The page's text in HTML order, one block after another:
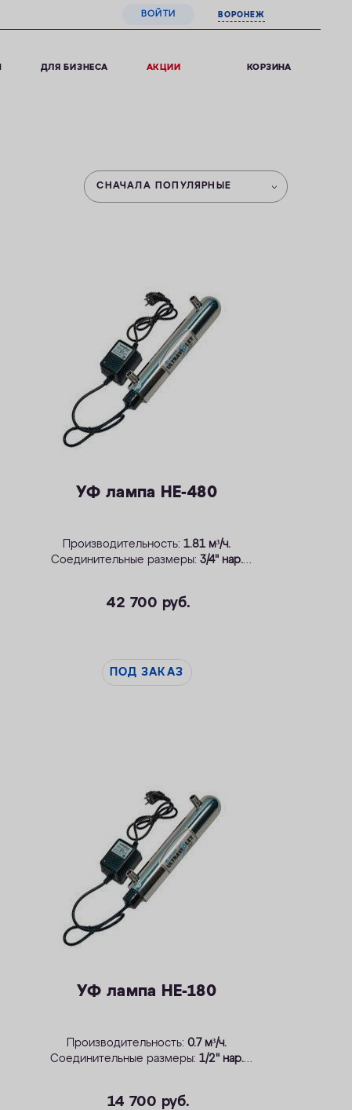
ВОЙТИ ВОРОНЕЖ
ДЛЯ БИЗНЕСА АКЦИИ КОРЗИНА
СНАЧАЛА ПОПУЛЯРНЫЕ
УФ лампа НЕ-480
Производительность:1.81 м³/ч.
Соединительные размеры: 3/4" нар.
42 700 руб.
ПОД ЗАКАЗ
УФ лампа НЕ-180
Производительность:0.7 м³/ч.
Соединительные размеры: 1/2" нар.
14 700 руб.